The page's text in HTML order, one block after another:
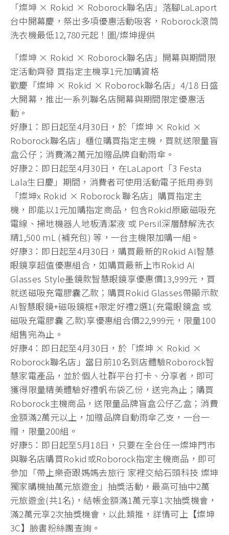
「燦坤 × Rokid × Roborock聯名店」落腳LaLaport
台中開幕慶，祭出多項優惠活動吸客，Roborock滾筒
洗衣機最低12,780元起！圖/燦坤提供
「燦坤 × Rokid × Roborock聯名店」開幕與期間限
定活動齊發 買指定主機享1元加購資格
歡慶「燦坤 × Rokid × Roborock聯名店」4/18 日盛
大開幕，推出一系列聯名店開幕與期間限定優惠活
動。
好康1：即日起至4月30日，於「燦坤 × Rokid ×
Roborock聯名店」櫃位購買指定主機，買就送限量盲
盒公仔；消費滿2萬元加贈品牌自動雨傘。
好康2：即日起至4月30日，在LaLaport「3 Festa
Lala生日慶」期間，消費者可使用活動電子抵用券到
「燦坤x Rokid × Roborock 聯名店」購買指定主
機，即能以1元加購指定商品，包含Rokid原廠磁吸充
電線、掃地機器人地板清潔液 或 Persil深層酵解洗衣
精1,500 mL (補充包) 等，一台主機限加購一組。
好康3：即日起至4月30日，購買最新的Rokid AI智慧
眼鏡享超值優惠組合，如購買最新上市Rokid AI
Glasses Style墨鏡款智慧眼鏡享優惠價13,999元，買
就送磁吸充電膠囊乙款；購買Rokid Glasses帶顯示款
AI智慧眼鏡+磁吸鏡框+限定好禮2選1(充電眼鏡盒 或
磁吸充電膠囊 乙款)享優惠組合價22,999元，限量100
組售完為止。
好康4：即日起至4月30日，於「燦坤 × Rokid ×
Roborock聯名店」當日前10名到店體驗Roborock智
慧家電產品，並於個人社群平台打卡、分享者，即可
獲得限量精美體驗好禮帆布袋乙份，送完為止；購買
Roborock主機商品，送限量品牌盲盒公仔乙盒；消費
金額滿2萬元以上，加贈品牌自動雨傘乙支，一台一
贈，限量200組。
好康5：即日起至5月18日，只要在全台任一燦坤門市
與聯名店購買Rokid或Roborock指定主機商品，即可
參加「帶上樂奇跟媽媽去旅行 家裡交給石頭科技 燦坤
獨家購機抽萬元旅遊金」抽獎活動，最高可抽中2萬
元旅遊金(共1名)，結帳金額滿1萬元享1次抽獎機會，
滿2萬元享2次抽獎機會，以此類推，詳情可上【燦坤
3C】臉書粉絲團查詢。